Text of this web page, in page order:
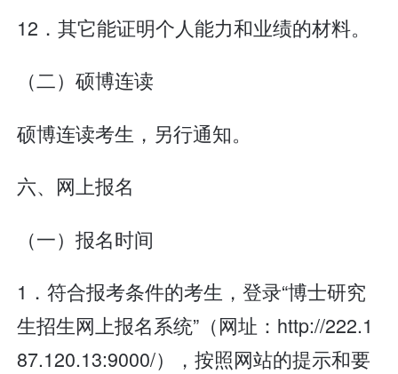
12．其它能证明个人能力和业绩的材料。
（二）硕博连读
硕博连读考生，另行通知。
六、网上报名
（一）报名时间
1．符合报考条件的考生，登录“博士研究
生招生网上报名系统”（网址：http://222.1
87.120.13:9000/），按照网站的提示和要